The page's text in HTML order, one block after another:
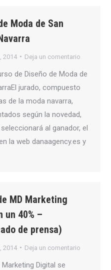
Moda de San
2014 Deja un comentario
de Diseño de Moda de
jurado, compuesto
de la moda navarra,
según la novedad,
al ganador, el
la web danaagency.es y
MD Marketing
un 40% –
de prensa)
2014 Deja un comentario
Digital se